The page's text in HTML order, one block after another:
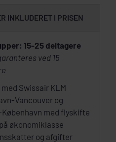
INKLUDERET I PRISEN
15-25 deltagere
ved 15
Swissair KLM
Vancouver og
med flyskifte
økonomiklasse
og afgifter